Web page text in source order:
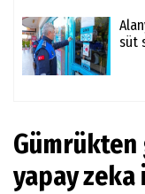
süt
Gümrükten
yapay